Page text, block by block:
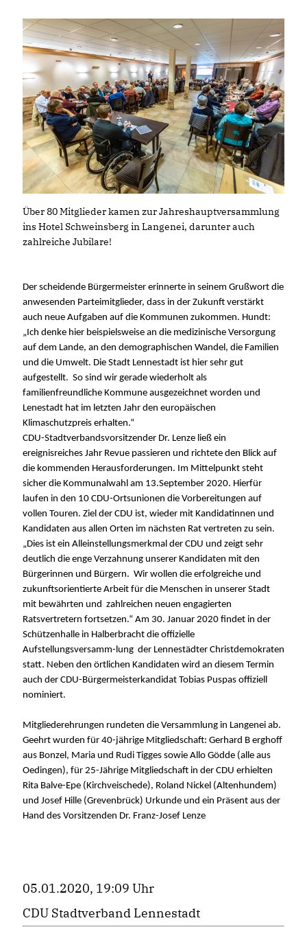
Über 80 Mitglieder kamen zur Jahreshauptversammlung
ins Hotel Schweinsberg in Langenei, darunter auch
zahlreiche Jubilare!
Der scheidende Bürgermeister erinnerte in seinem Grußwort die
anwesenden Parteimitglieder, dass in der Zukunft verstärkt
auch neue Aufgaben auf die Kommunen zukommen. Hundt:
Ich denke hier beispielsweise an die medizinische Versorgung
auf dem Lande, an den demographischen Wandel, die Familien
und die Umwelt. Die Stadt Lennestadt ist hier sehr gut
aufgestellt. So sind wir gerade wiederholt als
familienfreundliche Kommune ausgezeichnet worden und
Lenestadt hat im letzten Jahr den europäischen
Klimaschutzpreis erhalten.“
CDU-Stadtverbandsvorsitzender Dr. Lenze ließ ein
ereignisreiches Jahr Revue passieren und richtete den Blick auf
die kommenden Herausforderungen. Im Mittelpunkt steht
sicher die Kommunalwahl am 13.September 2020. Hierfür
laufen in den 10 CDU-Ortsunionen die Vorbereitungen auf
vollen Touren. Ziel der CDU ist, wieder mit Kandidatinnen und
Kandidaten aus allen Orten im nächsten Rat vertreten zu sein.
Dies ist ein Alleinstellungsmerkmal der CDU und zeigt sehr
deutlich die enge Verzahnung unserer Kandidaten mit den
Bürgerinnen und Bürgern. Wir wollen die erfolgreiche und
zukunftsorientierte Arbeit für die Menschen in unserer Stadt
mit bewährten und zahlreichen neuen engagierten
Ratsvertretern fortsetzen.“ Am 30. Januar 2020 findet in der
Schützenhalle in Halberbracht die offizielle
Aufstellungsversamm-lung der Lennestädter Christdemokraten
statt. Neben den örtlichen Kandidaten wird an diesem Termin
auch der CDU-Bürgermeisterkandidat Tobias Puspas offiziell
nominiert.
Mitgliederehrungen rundeten die Versammlung in Langenei ab.
Geehrt wurden für 40-jährige Mitgliedschaft: Gerhard B erghoff
aus Bonzel, Maria und Rudi Tigges sowie Allo Gödde (alle aus
Oedingen), für 25-Jährige Mitgliedschaft in der CDU erhielten
Rita Balve-Epe (Kirchveischede), Roland Nickel (Altenhundem)
und Josef Hille (Grevenbrück) Urkunde und ein Präsent aus der
Hand des Vorsitzenden Dr. Franz-Josef Lenze
05.01.2020, 19:09 Uhr
CDU Stadtverband Lennestadt